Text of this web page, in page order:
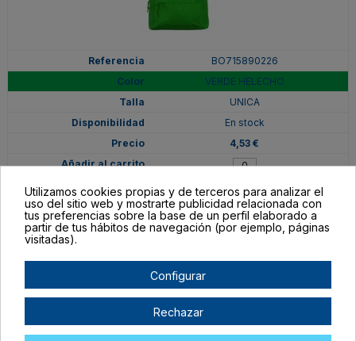
BO715890226
VERDE HELECHO
UNICA
En stock
4,53 €
Utilizamos cookies propias y de terceros para analizar el
uso del sitio web y mostrarte publicidad relacionada con
tus preferencias sobre la base de un perfil elaborado a
partir de tus hábitos de navegación (por ejemplo, páginas
visitadas).
Configurar
Rechazar